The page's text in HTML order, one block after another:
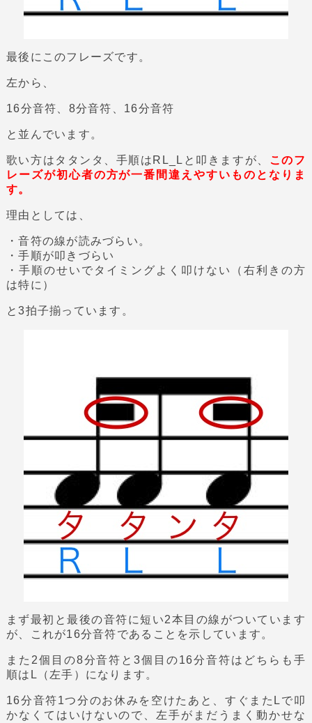
最後にこのフレーズです。
左から、
16分音符、8分音符、16分音符
と並んでいます。
歌い方はタタンタ、手順はRL_Lと叩きますが、
このフ
レーズが初心者の方が一番間違えやすいものとなりま
す。
理由としては、
・音符の線が読みづらい。
・手順が叩きづらい
・手順のせいでタイミングよく叩けない（右利きの方
は特に）
と3拍子揃っています。
まず最初と最後の音符に短い2本目の線がついています
が、これが16分音符であることを示しています。
また2個目の8分音符と3個目の16分音符はどちらも手
順はL（左手）になります。
16分音符1つ分のお休みを空けたあと、すぐまたLで叩
かなくてはいけないので、左手がまだうまく動かせな